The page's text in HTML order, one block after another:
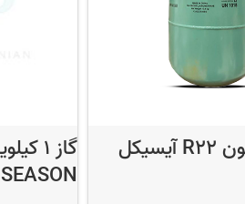
گاز مبرد فریون R22 آیسیکل
SEASON